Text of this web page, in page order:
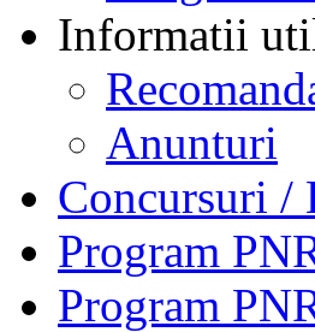
Informatii
Anunturi
Concursuri /
Program
Program